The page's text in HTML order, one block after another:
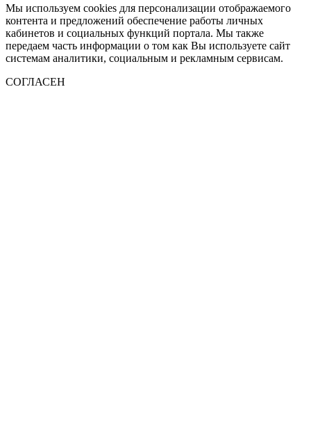
Мы используем cookies для персонализации отображаемого
контента и предложений обеспечение работы личных
кабинетов и социальных функций портала. Мы также
передаем часть информации о том как Вы используете сайт
системам аналитики, социальным и рекламным сервисам.
СОГЛАСЕН